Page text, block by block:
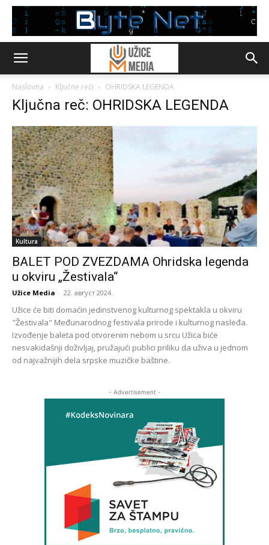
Naslovna Ključne reči OHRIDSKA LEGENDA
Ključna reč: OHRIDSKA LEGENDA
Kultura
BALET POD ZVEZDAMA Ohridska legenda
u okviru „Žestivala“
Užice Media - 22. август 2024.
Užice će biti domaćin jedinstvenog kulturnog spektakla u okviru
"Žestivala" Međunarodnog festivala prirode i kulturnog nasleđa.
Izvođenje baleta pod otvorenim nebom u srcu Užica biće
nesvakidašnji doživljaj, pružajući publici priliku da uživa u jednom
od najvažnijih dela srpske muzičke baštine.
- Advertisement -